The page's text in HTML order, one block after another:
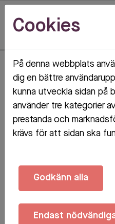
Hem Mina sidor
Mina sidor
Mobilt BankID
Cookies
På denna webbplats
dig en bättre
kunna utveckla sidan på
använder tre kategorier
prestanda och
krävs för att sidan ska
Godkänn alla
Endast